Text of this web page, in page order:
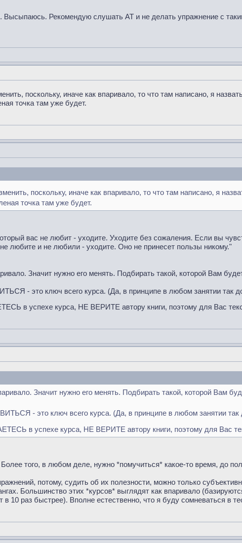
Высыпаюсь. Рекомендую слушать АТ и не делать упражнение с
поскольку, иначе как впаривало, то что там написано, я
точка там уже будет.
поскольку, иначе как впаривало, то что там написано, я
точка там уже будет.
вас не любит - уходите. Уходите без сожаления. Если вы
любите и не любили - уходите. Оно не принесет пользы никому."
Значит нужно его менять. Подбирать такой, которой Вам
- это ключ всего курса. (Да, в принципе в любом занятии так
в успехе курса, НЕ ВЕРИТЕ автору книги, поэтому для Вас
Значит нужно его менять. Подбирать такой, которой Вам
- это ключ всего курса. (Да, в принципе в любом занятии
в успехе курса, НЕ ВЕРИТЕ автору книги, поэтому для Вас
того, в любом деле, нужно *помучиться* какое-то время, до
потому, судить об их полезности, можно только
Большинство этих *курсов* выглядят как впаривало
10 раз быстрее). Вполне естественно, что я буду сомневаться в